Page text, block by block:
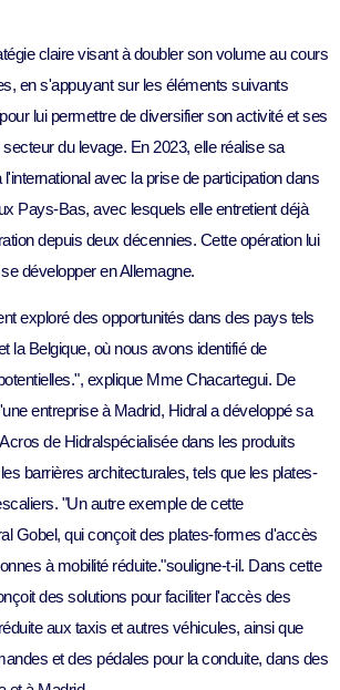
claire visant à doubler son volume au cours
en s'appuyant sur les éléments suivants
pour lui permettre de diversifier son activité et ses
du levage. En 2023, elle réalise sa
avec la prise de participation dans
Pays-Bas, avec lesquels elle entretient déjà
depuis deux décennies. Cette opération lui
développer en Allemagne.
exploré des opportunités dans des pays tels
la Belgique, où nous avons identifié de
", explique Mme Chacartegui. De
entreprise à Madrid, Hidral a développé sa
Acros de Hidralspécialisée dans les produits
barrières architecturales, tels que les plates-
"Un autre exemple de cette
Gobel, qui conçoit des plates-formes d'accès
à mobilité réduite."souligne-t-il. Dans cette
des solutions pour faciliter l'accès des
aux taxis et autres véhicules, ainsi que
et des pédales pour la conduite, dans des